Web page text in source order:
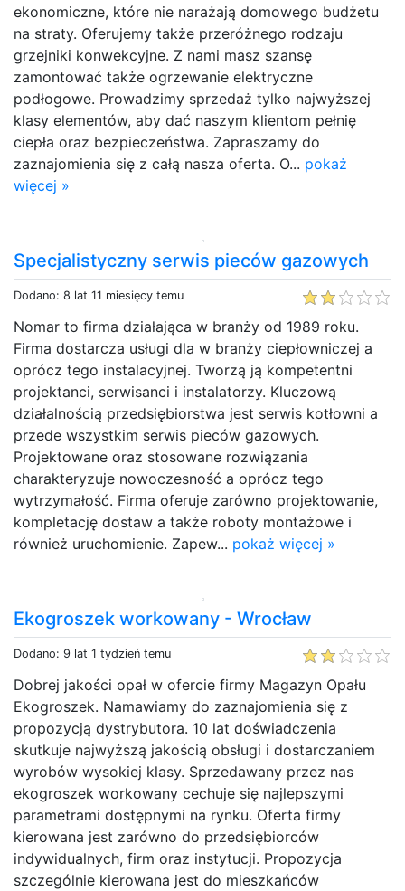
ekonomiczne, które nie narażają domowego budżetu
na straty. Oferujemy także przeróżnego rodzaju
grzejniki konwekcyjne. Z nami masz szansę
zamontować także ogrzewanie elektryczne
podłogowe. Prowadzimy sprzedaż tylko najwyższej
klasy elementów, aby dać naszym klientom pełnię
ciepła oraz bezpieczeństwa. Zapraszamy do
zaznajomienia się z całą nasza oferta. O... pokaż
więcej »
Specjalistyczny serwis pieców gazowych
Dodano: 8 lat 11 miesięcy temu
Nomar to firma działająca w branży od 1989 roku.
Firma dostarcza usługi dla w branży ciepłowniczej a
oprócz tego instalacyjnej. Tworzą ją kompetentni
projektanci, serwisanci i instalatorzy. Kluczową
działalnością przedsiębiorstwa jest serwis kotłowni a
przede wszystkim serwis pieców gazowych.
Projektowane oraz stosowane rozwiązania
charakteryzuje nowoczesność a oprócz tego
wytrzymałość. Firma oferuje zarówno projektowanie,
kompletację dostaw a także roboty montażowe i
również uruchomienie. Zapew... pokaż więcej »
Ekogroszek workowany - Wrocław
Dodano: 9 lat 1 tydzień temu
Dobrej jakości opał w ofercie firmy Magazyn Opału
Ekogroszek. Namawiamy do zaznajomienia się z
propozycją dystrybutora. 10 lat doświadczenia
skutkuje najwyższą jakością obsługi i dostarczaniem
wyrobów wysokiej klasy. Sprzedawany przez nas
ekogroszek workowany cechuje się najlepszymi
parametrami dostępnymi na rynku. Oferta firmy
kierowana jest zarówno do przedsiębiorców
indywidualnych, firm oraz instytucji. Propozycja
szczególnie kierowana jest do mieszkańców